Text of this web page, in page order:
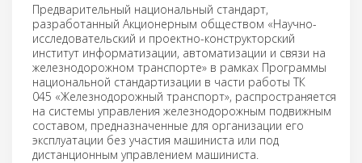
Предварительный национальный стандарт,
разработанный Акционерным обществом «Научно-
исследовательский и проектно-конструкторский
институт информатизации, автоматизации и связи на
железнодорожном транспорте» в рамках Программы
национальной стандартизации в части работы ТК
045 «Железнодорожный транспорт», распространяется
на системы управления железнодорожным подвижным
составом, предназначенные для организации его
эксплуатации без участия машиниста или под
дистанционным управлением машиниста.